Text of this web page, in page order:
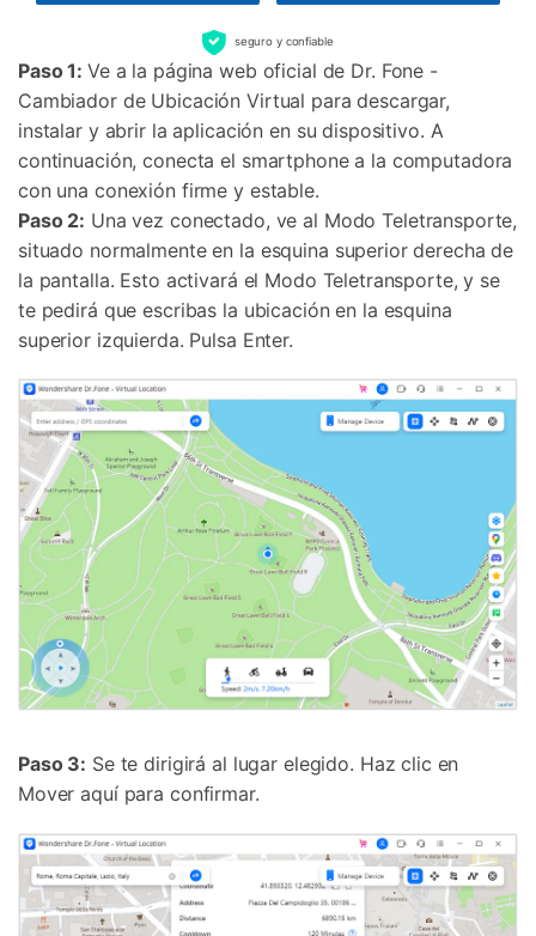
seguro y confiable
Paso 1: Ve a la página web oficial de Dr. Fone -
Cambiador de Ubicación Virtual para descargar,
instalar y abrir la aplicación en su dispositivo. A
continuación, conecta el smartphone a la computadora
con una conexión firme y estable.
Paso 2: Una vez conectado, ve al Modo Teletransporte,
situado normalmente en la esquina superior derecha de
la pantalla. Esto activará el Modo Teletransporte, y se
te pedirá que escribas la ubicación en la esquina
superior izquierda. Pulsa Enter.
Paso 3: Se te dirigirá al lugar elegido. Haz clic en
Mover aquí para confirmar.